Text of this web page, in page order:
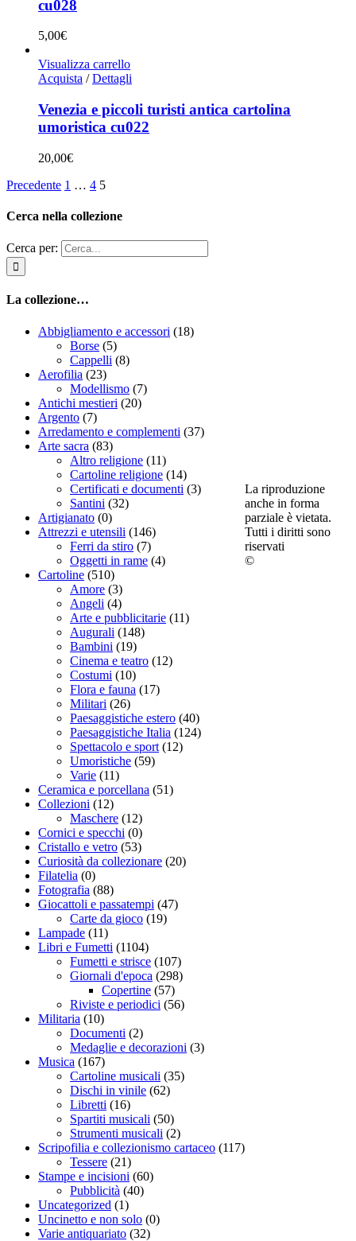
cu028
5,00€
Visualizza carrello
Acquista / Dettagli
Venezia e piccoli turisti antica cartolina
umoristica cu022
20,00€
Precedente 1 … 4 5
Cerca nella collezione
Cerca per:
La collezione…
Abbigliamento e accessori (18)
Borse (5)
Cappelli (8)
Aerofilia (23)
Modellismo (7)
Antichi mestieri (20)
Argento (7)
Arredamento e complementi (37)
Arte sacra (83)
Altro religione (11)
Cartoline religione (14)
Certificati e documenti (3)
Santini (32)
Artigianato (0)
Attrezzi e utensili (146)
Ferri da stiro (7)
Oggetti in rame (4)
Cartoline (510)
Amore (3)
Angeli (4)
Arte e pubblicitarie (11)
Augurali (148)
Bambini (19)
Cinema e teatro (12)
Costumi (10)
Flora e fauna (17)
Militari (26)
Paesaggistiche estero (40)
Paesaggistiche Italia (124)
Spettacolo e sport (12)
Umoristiche (59)
Varie (11)
Ceramica e porcellana (51)
Collezioni (12)
Maschere (12)
Cornici e specchi (0)
Cristallo e vetro (53)
Curiosità da collezionare (20)
Filatelia (0)
Fotografia (88)
Giocattoli e passatempi (47)
Carte da gioco (19)
Lampade (11)
Libri e Fumetti (1104)
Fumetti e strisce (107)
Giornali d'epoca (298)
Copertine (57)
Riviste e periodici (56)
Militaria (10)
Documenti (2)
Medaglie e decorazioni (3)
Musica (167)
Cartoline musicali (35)
Dischi in vinile (62)
Libretti (16)
Spartiti musicali (50)
Strumenti musicali (2)
Scripofilia e collezionismo cartaceo (117)
Tessere (21)
Stampe e incisioni (60)
Pubblicità (40)
Uncategorized (1)
Uncinetto e non solo (0)
Varie antiquariato (32)
La riproduzione
anche in forma
parziale è vietata.
Tutti i diritti sono
riservati
©